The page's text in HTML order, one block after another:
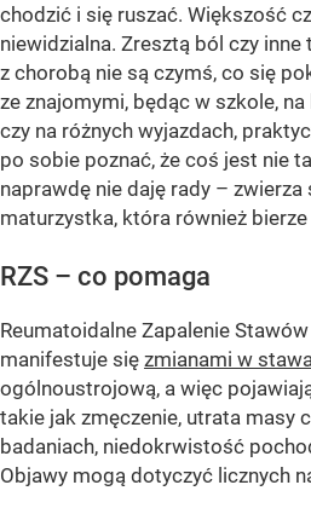
chodzić i się ruszać. Większość
niewidzialna. Zresztą ból czy
z chorobą nie są czymś, co się
ze znajomymi, będąc w szkole,
czy na różnych wyjazdach,
po sobie poznać, że coś jest nie
naprawdę nie daję rady – zwierza
maturzystka, która również bierze
RZS – co pomaga
Reumatoidalne Zapalenie
manifestuje się zmianami w
ogólnoustrojową, a więc
takie jak zmęczenie, utrata masy
badaniach, niedokrwistość
Objawy mogą dotyczyć licznych